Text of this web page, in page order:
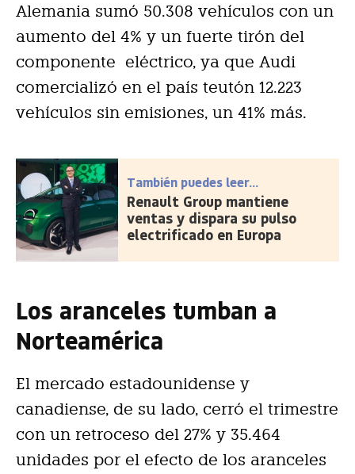
Alemania sumó 50.308 vehículos con un
aumento del 4% y un fuerte tirón del
componente eléctrico, ya que Audi
comercializó en el país teutón 12.223
vehículos sin emisiones, un 41% más.
También puedes leer...
Renault Group mantiene
ventas y dispara su pulso
electrificado en Europa
Los aranceles tumban a
Norteamérica
El mercado estadounidense y
canadiense, de su lado, cerró el trimestre
con un retroceso del 27% y 35.464
unidades por el efecto de los aranceles